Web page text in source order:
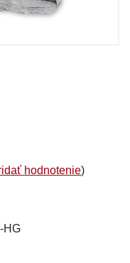
hodnotenie)
HG